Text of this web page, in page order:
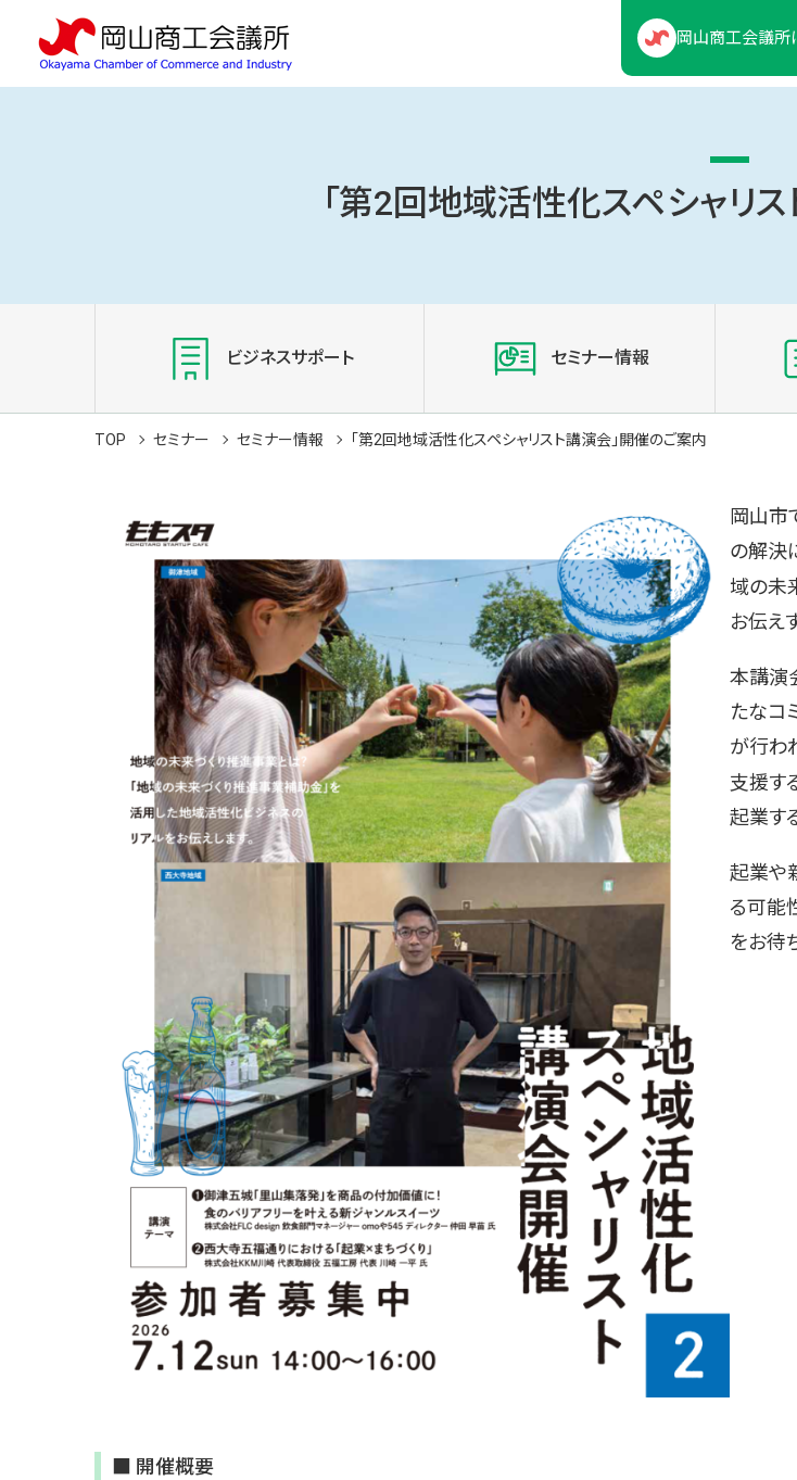
岡山商工会議所
「第2回地域活性化スペシャリ
ビジネスサポート セミナー情報
TOP セミナー セミナー情報 「第2回地域活性化スペシャリスト講演会」開催のご案内
岡山市
の解決
域の未
お伝え
本講演
たなコ
が行わ
支援す
起業す
起業や
る可能
をお待
■ 開催概要